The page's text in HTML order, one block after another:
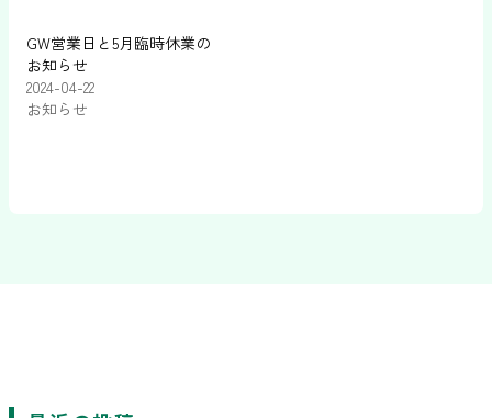
GW営業日と5月臨時休業の
お知らせ
2024-04-22
お知らせ